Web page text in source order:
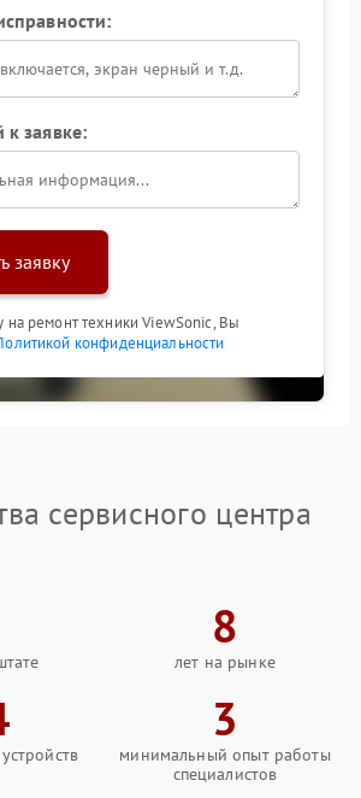
заявке:
заявку
на ремонт техники ViewSonic, Вы
конфиденциальности
сервисного центра
8
лет на рынке
3
минимальный опыт работы
специалистов